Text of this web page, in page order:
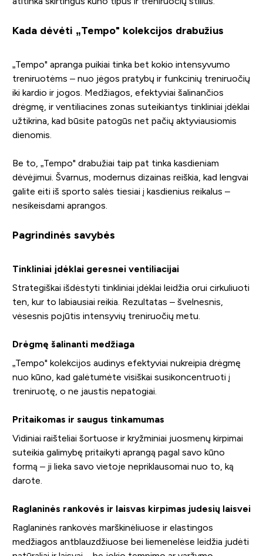
Kada dėvėti „Tempo" kolekcijos drabužius
„Tempo" apranga puikiai tinka bet kokio intensyvumo
treniruotėms – nuo jėgos pratybų ir funkcinių treniruočių
iki kardio ir jogos. Medžiagos, efektyviai šalinančios
drėgmę, ir ventiliacines zonas suteikiantys tinkliniai įdėklai
užtikrina, kad būsite patogūs net pačių aktyviausiomis
dienomis.
Be to, „Tempo" drabužiai taip pat tinka kasdieniam
dėvėjimui. Švarnus, modernus dizainas reiškia, kad lengvai
galite eiti iš sporto salės tiesiai į kasdienius reikalus –
nesikeisdami aprangos.
Pagrindinės savybės
Tinkliniai įdėklai geresnei ventiliacijai
Strategiškai išdėstyti tinkliniai įdėklai leidžia orui cirkuliuoti
ten, kur to labiausiai reikia. Rezultatas – švelnesnis,
vėsesnis pojūtis intensyvių treniruočių metu.
Drėgmę šalinanti medžiaga
„Tempo" kolekcijos audinys efektyviai nukreipia drėgmę
nuo kūno, kad galėtumėte visiškai susikoncentruoti į
treniruotę, o ne jaustis nepatogiai.
Pritaikomas ir saugus tinkamumas
Vidiniai raišteliai šortuose ir kryžminiai juosmenų kirpimai
suteikia galimybę pritaikyti aprangą pagal savo kūno
formą – ji lieka savo vietoje nepriklausomai nuo to, ką
darote.
Raglaninės rankovės ir laisvas kirpimas judesių laisvei
Raglaninės rankovės marškinėliuose ir elastingos
medžiagos antblauzdžiuose bei liemenelėse leidžia judėti